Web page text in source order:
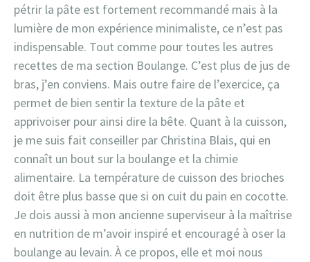
pétrir la pâte est fortement recommandé mais à la
lumière de mon expérience minimaliste, ce n’est pas
indispensable. Tout comme pour toutes les autres
recettes de ma section Boulange. C’est plus de jus de
bras, j’en conviens. Mais outre faire de l’exercice, ça
permet de bien sentir la texture de la pâte et
apprivoiser pour ainsi dire la bête. Quant à la cuisson,
je me suis fait conseiller par Christina Blais, qui en
connaît un bout sur la boulange et la chimie
alimentaire. La température de cuisson des brioches
doit être plus basse que si on cuit du pain en cocotte.
Je dois aussi à mon ancienne superviseur à la maîtrise
en nutrition de m’avoir inspiré et encouragé à oser la
boulange au levain. À ce propos, elle et moi nous